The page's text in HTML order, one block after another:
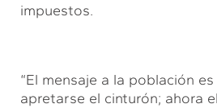
impuestos.
“El mensaje a la población
apretarse el cinturón; ahora